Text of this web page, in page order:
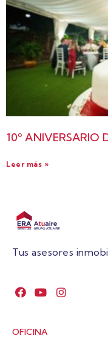
10º ANIVERSARIO
Leer más »
Tus asesores
OFICINA